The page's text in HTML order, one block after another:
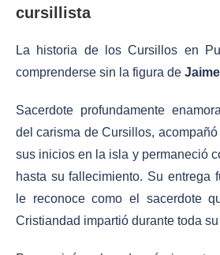
cursillista
La historia de los Cursillos en
comprenderse sin la figura de
Sacerdote profundamente
del carisma de Cursillos,
sus inicios en la isla y permaneció
hasta su fallecimiento. Su entrega
le reconoce como el sacerdote
Cristiandad impartió durante toda